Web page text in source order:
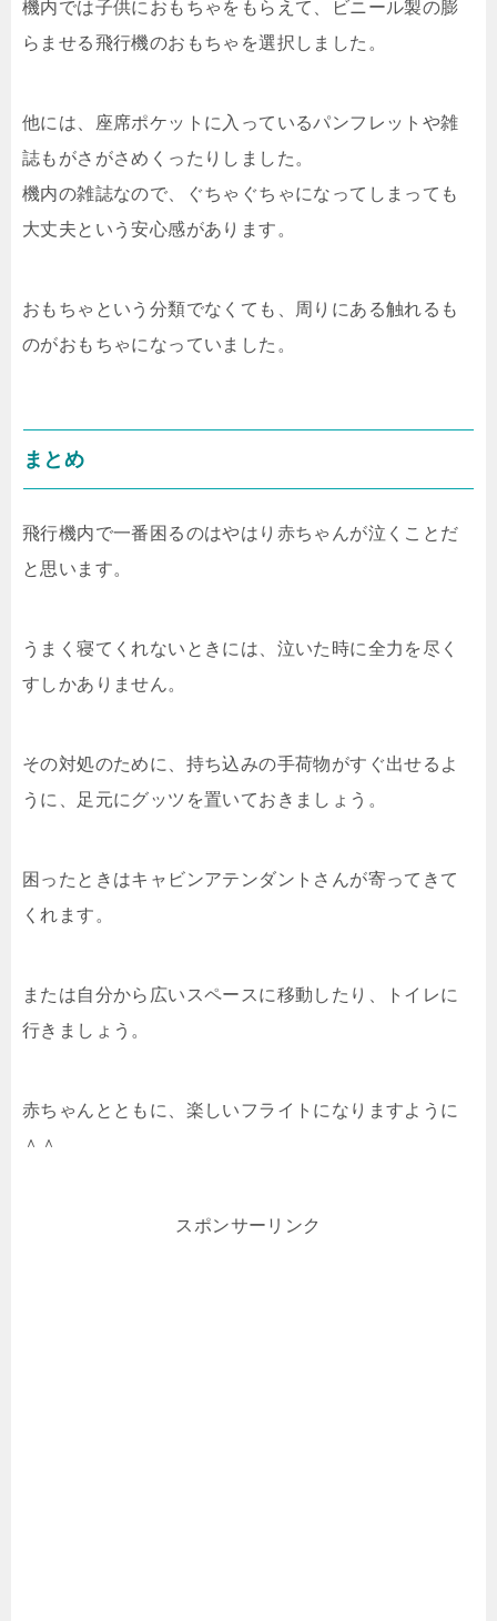
機内では子供におもちゃをもらえて、ビニール製の膨
らませる飛行機のおもちゃを選択しました。
他には、座席ポケットに入っているパンフレットや雑
誌もがさがさめくったりしました。
機内の雑誌なので、ぐちゃぐちゃになってしまっても
大丈夫という安心感があります。
おもちゃという分類でなくても、周りにある触れるも
のがおもちゃになっていました。
まとめ
飛行機内で一番困るのはやはり赤ちゃんが泣くことだ
と思います。
うまく寝てくれないときには、泣いた時に全力を尽く
すしかありません。
その対処のために、持ち込みの手荷物がすぐ出せるよ
うに、足元にグッツを置いておきましょう。
困ったときはキャビンアテンダントさんが寄ってきて
くれます。
または自分から広いスペースに移動したり、トイレに
行きましょう。
赤ちゃんとともに、楽しいフライトになりますように
＾＾
スポンサーリンク